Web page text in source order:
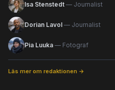
Isa Stenstedt — Journalist
Dorian Lavol — Journalist
Pia Luuka — Fotograf
Läs mer om redaktionen →